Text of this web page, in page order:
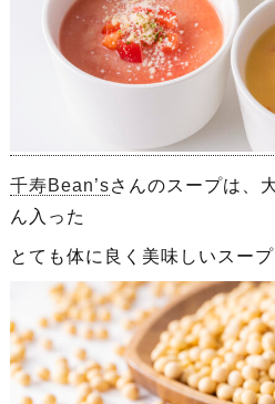
千寿Bean’sさんのスープは、
ん入った
とても体に良く美味しいスープ